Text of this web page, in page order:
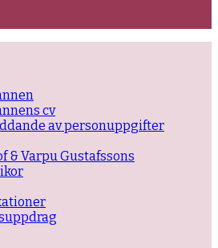
cv
av personuppgifter
& Varpu Gustafssons